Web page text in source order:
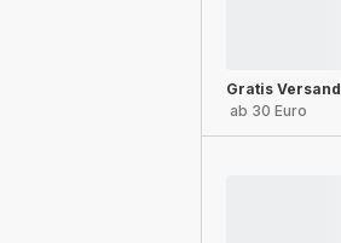
Gratis Versand
ab 30 Euro